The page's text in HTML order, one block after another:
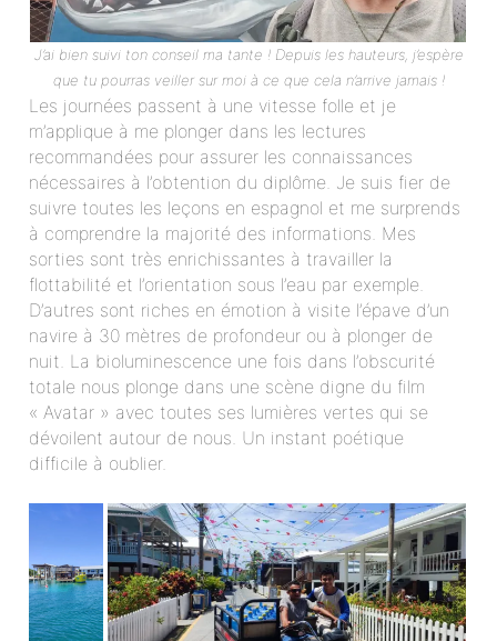
J’ai bien suivi ton conseil ma tante ! Depuis les hauteurs, j’espère
que tu pourras veiller sur moi à ce que cela n’arrive jamais !
Les journées passent à une vitesse folle et je
m’applique à me plonger dans les lectures
recommandées pour assurer les connaissances
nécessaires à l’obtention du diplôme. Je suis fier de
suivre toutes les leçons en espagnol et me surprends
à comprendre la majorité des informations. Mes
sorties sont très enrichissantes à travailler la
flottabilité et l’orientation sous l’eau par exemple.
D’autres sont riches en émotion à visite l’épave d’un
navire à 30 mètres de profondeur ou à plonger de
nuit. La bioluminescence une fois dans l’obscurité
totale nous plonge dans une scène digne du film
« Avatar » avec toutes ses lumières vertes qui se
dévoilent autour de nous. Un instant poétique
difficile à oublier.